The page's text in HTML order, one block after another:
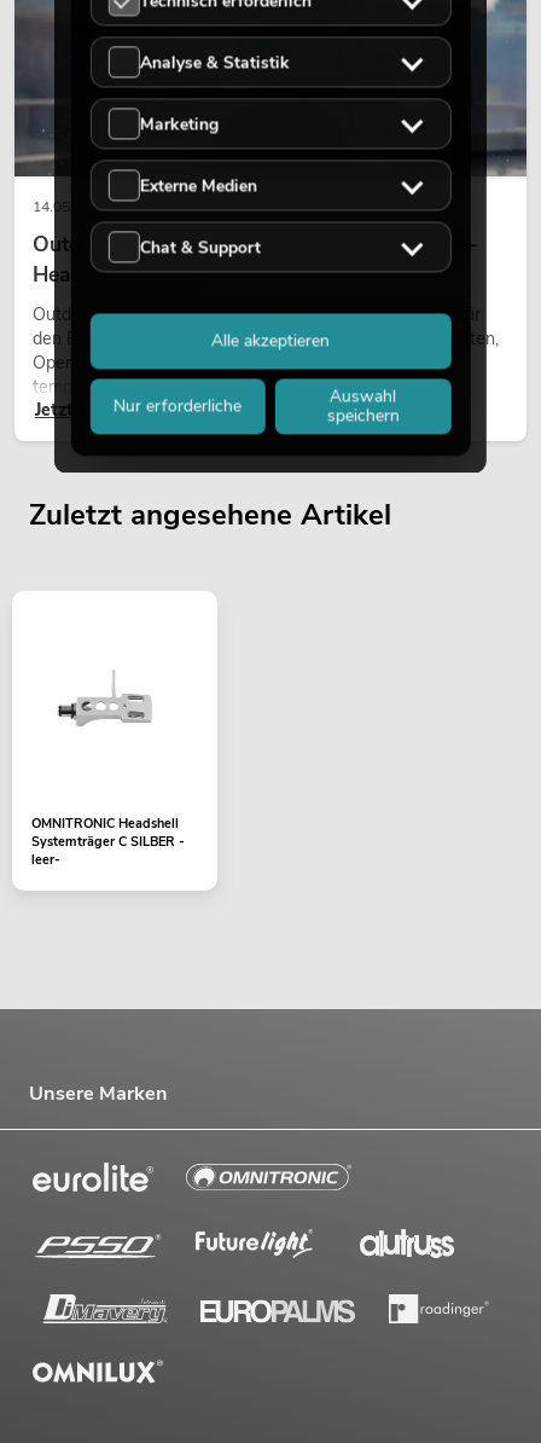
14.05.2026
Outdoor Moving-Heads: Wetterfeste Moving-
Heads bei Events
Outdoor Moving-Heads sind bewegliche Scheinwerfer für
den Einsatz im Freien. Sie werden bei Festivals, Stadtfesten,
Open-Air-Konzerten, Architekturinszenierungen und
temporären Außeninstallationen eingesetzt.
Jetzt lesen
Zuletzt angesehene Artikel
OMNITRONIC Headshell
Systemträger C SILBER -
leer-
Unsere Marken
Analyse & Statistik
Marketing
Externe Medien
Chat & Support
Nur erforderliche
Auswahl
speichern
Alle akzeptieren